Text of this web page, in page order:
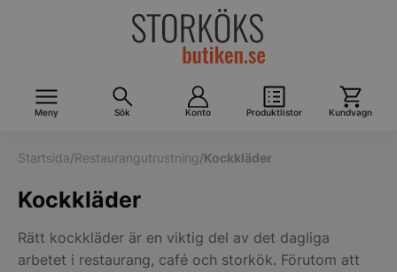
Meny Sök Konto Produktlistor Kundvagn
Startsida/Restaurangutrustning/Kockkläder
Kockkläder
Rätt kockkläder är en viktig del av det dagliga
arbetet i restaurang, café och storkök. Förutom att